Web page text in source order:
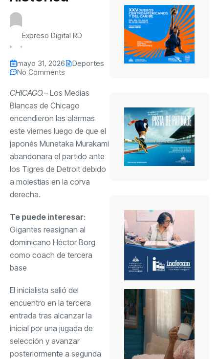
Expreso Digital RD
mayo 31, 2026
Deportes
No Comments
CHICAGO.– Los Medias
Blancas de Chicago
encendieron las alarmas
este viernes luego de que el
japonés Munetaka Murakami
abandonara el partido ante
los Tigres de Detroit debido
a molestias en la corva
derecha.
Te puede interesar:
Gigantes reasignan al
dominicano Héctor Borg
como coach de tercera
base
El inicialista salió del
encuentro en la tercera
entrada tras alcanzar la
inicial por una jugada de
selección y avanzar
posteriormente a segunda